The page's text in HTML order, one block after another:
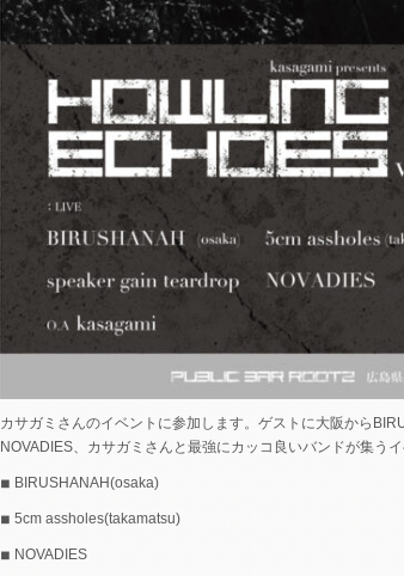
カサガミさんのイベントに参加します。ゲストに大阪から
NOVADIES、カサガミさんと最強にカッコ良いバンドが集う
◾︎ BIRUSHANAH(osaka)
◾︎ 5cm assholes(takamatsu)
◾︎ NOVADIES